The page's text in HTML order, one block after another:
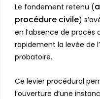
Le fondement retenu (
procédure civile)
en l’absence de procès
rapidement la levée de
probatoire.
Ce levier procédural
l’ouverture d’une